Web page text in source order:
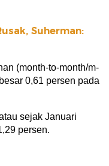
Suherman:
(month-to-month/m-
0,61 persen pada
sejak Januari
persen.